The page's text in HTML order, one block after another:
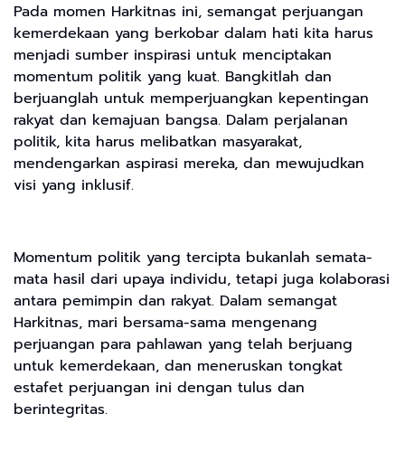
Pada momen Harkitnas ini, semangat perjuangan
kemerdekaan yang berkobar dalam hati kita harus
menjadi sumber inspirasi untuk menciptakan
momentum politik yang kuat. Bangkitlah dan
berjuanglah untuk memperjuangkan kepentingan
rakyat dan kemajuan bangsa. Dalam perjalanan
politik, kita harus melibatkan masyarakat,
mendengarkan aspirasi mereka, dan mewujudkan
visi yang inklusif.
Momentum politik yang tercipta bukanlah semata-
mata hasil dari upaya individu, tetapi juga kolaborasi
antara pemimpin dan rakyat. Dalam semangat
Harkitnas, mari bersama-sama mengenang
perjuangan para pahlawan yang telah berjuang
untuk kemerdekaan, dan meneruskan tongkat
estafet perjuangan ini dengan tulus dan
berintegritas.